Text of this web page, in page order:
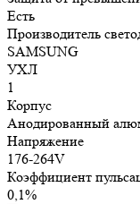
Есть
Производитель
SAMSUNG
УХЛ
1
Корпус
Анодированный
Напряжение
176-264V
Коэффициент
0,1%